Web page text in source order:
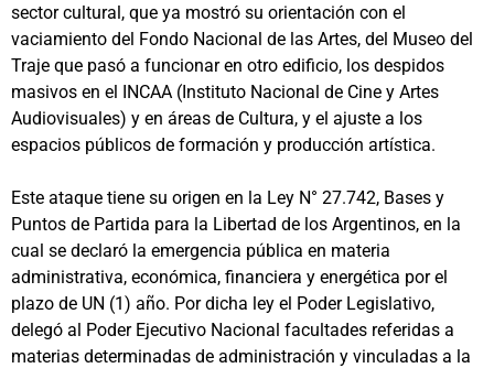
sector cultural, que ya mostró su orientación con el
vaciamiento del Fondo Nacional de las Artes, del Museo del
Traje que pasó a funcionar en otro edificio, los despidos
masivos en el INCAA (Instituto Nacional de Cine y Artes
Audiovisuales) y en áreas de Cultura, y el ajuste a los
espacios públicos de formación y producción artística.
Este ataque tiene su origen en la Ley N° 27.742, Bases y
Puntos de Partida para la Libertad de los Argentinos, en la
cual se declaró la emergencia pública en materia
administrativa, económica, financiera y energética por el
plazo de UN (1) año. Por dicha ley el Poder Legislativo,
delegó al Poder Ejecutivo Nacional facultades referidas a
materias determinadas de administración y vinculadas a la